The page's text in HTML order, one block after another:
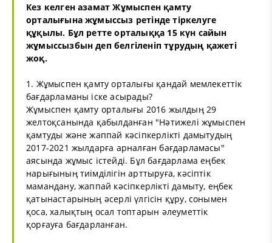
Кез келген азамат Жұмыспен қамту
орталығына жұмыссыз ретінде тіркелуге
құқылы. Бұл ретте орталыққа 15 күн сайын
жұмыссызбын деп белгіленіп тұрудың қажеті
жоқ.
1. Жұмыспен қамту орталығы қандай мемлекеттік
бағдарламаны іске асырады?
Жұмыспен қамту орталығы 2016 жылдың 29
желтоқсанында қабылданған "Нәтижелі жұмыспен
қамтуды және жаппай кәсіпкерлікті дамытудың
2017-2021 жылдарға арналған бағдарламасы"
аясында жұмыс істейді. Бұл бағдарлама еңбек
нарығының тиімділігін арттыруға, кәсіптік
мамандану, жаппай кәсіпкерлікті дамыту, еңбек
қатынастарының әсерлі үлгісін құру, сонымен
қоса, халықтың осал топтарын әлеуметтік
қорғауға бағдарланған.